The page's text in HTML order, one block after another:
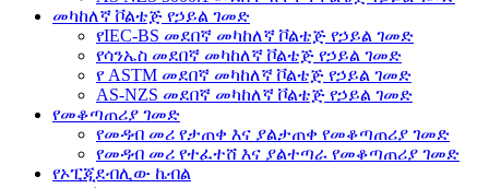
መካከለኛ ቮልቴጅ የኃይል ገመድ
የIEC-BS መደበኛ መካከለኛ ቮልቴጅ የኃይል ገመድ
የሳንኤስ መደበኛ መካከለኛ ቮልቴጅ የኃይል ገመድ
የ ASTM መደበኛ መካከለኛ ቮልቴጅ የኃይል ገመድ
AS-NZS መደበኛ መካከለኛ ቮልቴጅ የኃይል ገመድ
የመቆጣጠሪያ ገመድ
የመዳብ መሪ የታጠቀ እና ያልታጠቀ የመቆጣጠሪያ ገመድ
የመዳብ መሪ የተፈተሸ እና ያልተጣራ የመቆጣጠሪያ ገመድ
የኦፒጂደብሊው ኬብል